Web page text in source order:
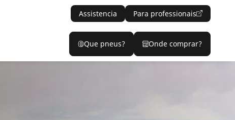
Assistencia Para professionais
Que pneus? Onde comprar?